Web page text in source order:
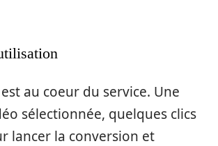
au coeur du service. Une
sélectionnée, quelques clics
lancer la conversion et